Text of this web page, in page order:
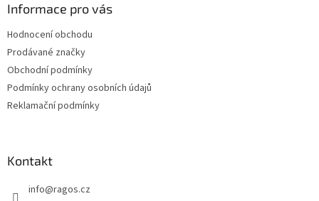
Informace pro vás
Hodnocení obchodu
Prodávané značky
Obchodní podmínky
Podmínky ochrany osobních údajů
Reklamační podmínky
Kontakt
info@ragos.cz